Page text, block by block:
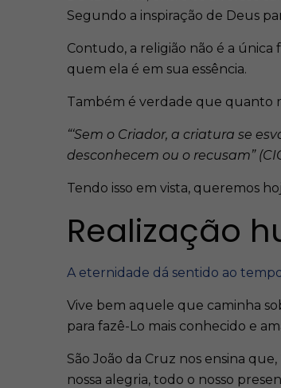
Segundo a inspiração de Deus
Contudo, a religião não é a única
quem ela é em sua essência.
Também é verdade que quanto
“‘Sem o Criador, a criatura se
desconhecem ou o recusam”
Tendo isso em vista, queremos
Realização
A eternidade dá sentido ao
Vive bem aquele que caminha
para fazê-Lo mais conhecido e
São João da Cruz nos ensina
nossa alegria, todo o nosso